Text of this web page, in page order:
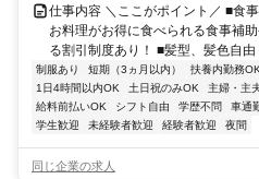
仕事内容 ＼ここがポイント／ ■食
お料理がお得に食べられる食事補
る割引制度あり！ ■髪型、髪色自
制服あり 短期（3ヵ月以内） 扶養内勤務OK
1日4時間以内OK
土日祝のみOK 主婦・主
給料前払いOK
シフト自由 学歴不問 車通
学生歓迎
未経験者歓迎 経験者歓迎 夜間
同じ企業の求人